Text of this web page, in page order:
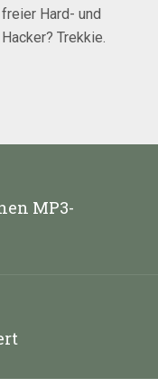
Hard- und
Trekkie.
MP3-